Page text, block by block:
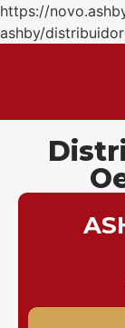
https://
ashby/